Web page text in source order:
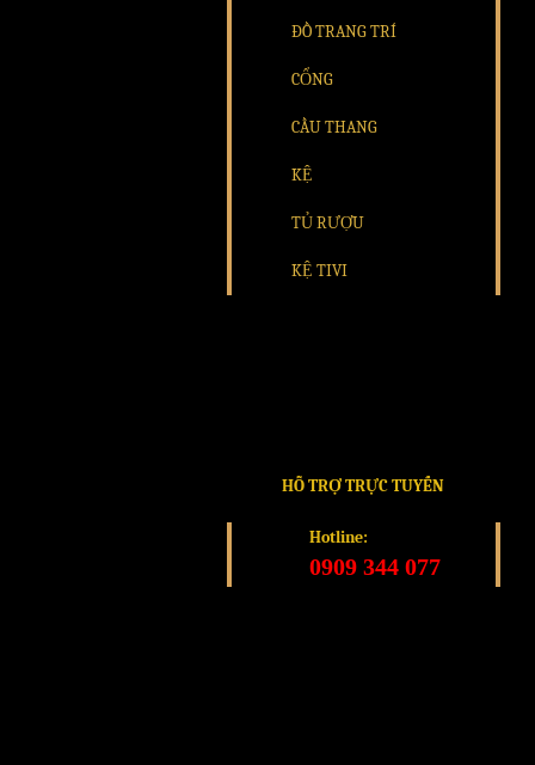
ĐỒ TRANG TRÍ
CỔNG
CẦU THANG
KỆ
TỦ RƯỢU
KỆ TIVI
HỖ TRỢ TRỰC TUYẾN
Hotline:
0909 344 077